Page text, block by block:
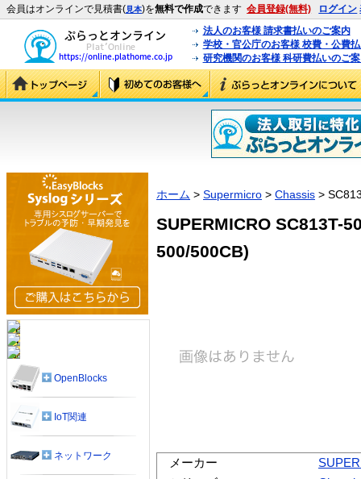
会員はオンラインで見積書(見本)を無料で作成できます 会員登録(無料) ログイン
法人のお客様 請求書払いのご案内
学校・官公庁のお客様 校費・公費
研究機関のお客様 科研費払いのご
ホーム > Supermicro > Chassis >
SUPERMICRO SC813T-
500/500CB)
メーカー
OpenBlocks
IoT関連
ネットワーク